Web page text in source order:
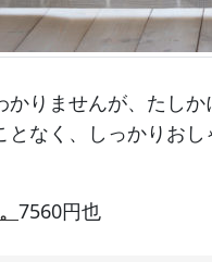
かりませんが、たし
となく、しっかりお
7560円也